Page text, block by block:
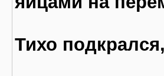
Тихо